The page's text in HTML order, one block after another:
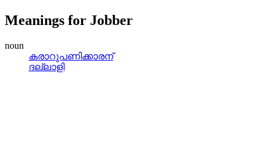
Meanings for Jobber
noun
കരാറുപണിക്കാരന്
ദല്ലാളി